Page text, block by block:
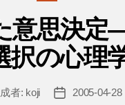
ゴ
リ
ー
意思決定
択の心理
者: koji
投
2005-04-28